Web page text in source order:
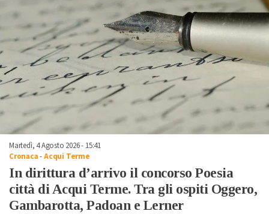
Martedì, 4 Agosto 2026 - 15:41
Cronaca-Acqui Terme
In dirittura d’arrivo il concorso Poesia
città di Acqui Terme. Tra gli ospiti Oggero,
Gambarotta, Padoan e Lerner